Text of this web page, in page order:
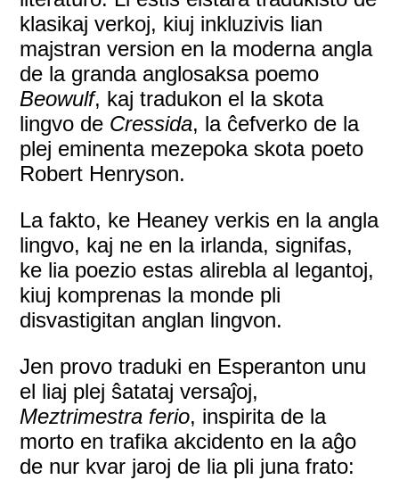
klasikaj verkoj, kiuj inkluzivis lian
majstran version en la moderna angla
de la granda anglosaksa poemo
Beowulf, kaj tradukon el la skota
lingvo de Cressida, la ĉefverko de la
plej eminenta mezepoka skota poeto
Robert Henryson.
La fakto, ke Heaney verkis en la angla
lingvo, kaj ne en la irlanda, signifas,
ke lia poezio estas alirebla al legantoj,
kiuj komprenas la monde pli
disvastigitan anglan lingvon.
Jen provo traduki en Esperanton unu
el liaj plej ŝatataj versaĵoj,
Meztrimestra ferio, inspirita de la
morto en trafika akcidento en la aĝo
de nur kvar jaroj de lia pli juna frato: